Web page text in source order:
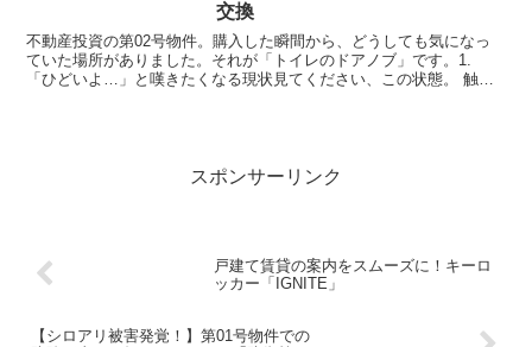
交換
不動産投資の第02号物件。購入した瞬間から、どうしても気になっ
ていた場所がありました。それが「トイレのドアノブ」です。1.
「ひどいよ…」と嘆きたくなる現状見てください、この状態。 触る
スポンサーリンク
戸建て賃貸の案内をスムーズに！キーロ
ッカー「IGNITE」
【シロアリ被害発覚！】第01号物件での